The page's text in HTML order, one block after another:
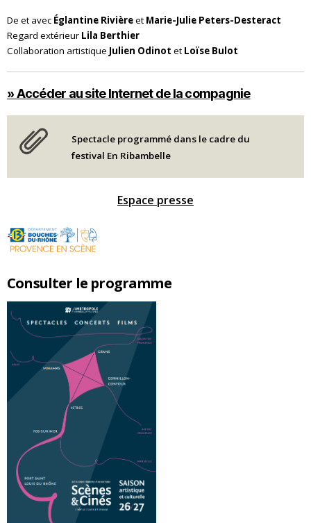
Consulter le programme
De et avec Églantine Rivièreet Marie-Julie Peters-Desteract
Regard extérieur Lila Berthier
Collaboration artistique Julien Odinot et Loïse Bulot
» Accéder au site Internet de la compagnie
Spectacle programmé dans le cadre du
festival En Ribambelle
Espace presse